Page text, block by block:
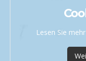
Lesen Sie